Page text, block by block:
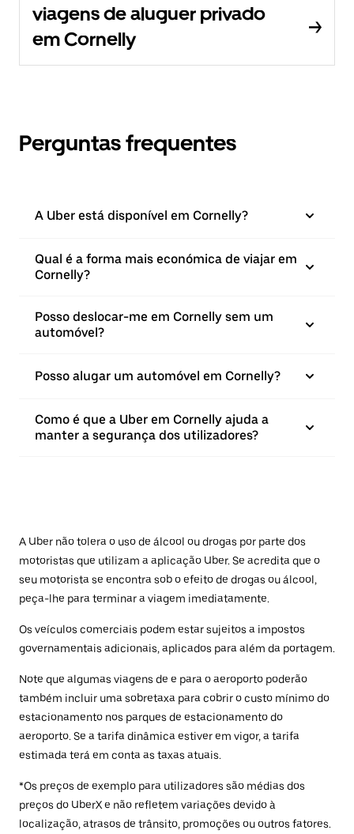
viagens de aluguer privado
em Cornelly
Perguntas frequentes
A Uber está disponível em Cornelly?
Qual é a forma mais económica de viajar em
Cornelly?
Posso deslocar-me em Cornelly sem um
automóvel?
Posso alugar um automóvel em Cornelly?
Como é que a Uber em Cornelly ajuda a
manter a segurança dos utilizadores?
A Uber não tolera o uso de álcool ou drogas por parte dos
motoristas que utilizam a aplicação Uber. Se acredita que o
seu motorista se encontra sob o efeito de drogas ou álcool,
peça-lhe para terminar a viagem imediatamente.
Os veículos comerciais podem estar sujeitos a impostos
governamentais adicionais, aplicados para além da portagem.
Note que algumas viagens de e para o aeroporto poderão
também incluir uma sobretaxa para cobrir o custo mínimo do
estacionamento nos parques de estacionamento do
aeroporto. Se a tarifa dinâmica estiver em vigor, a tarifa
estimada terá em conta as taxas atuais.
*Os preços de exemplo para utilizadores são médias dos
preços do UberX e não refletem variações devido à
localização, atrasos de trânsito, promoções ou outros fatores.